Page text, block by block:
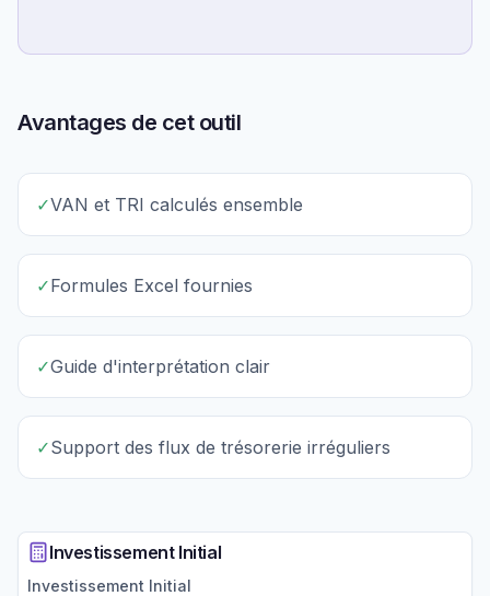
Avantages de cet outil
✓VAN et TRI calculés ensemble
✓Formules Excel fournies
✓Guide d'interprétation clair
✓Support des flux de trésorerie irréguliers
Investissement Initial
Investissement Initial